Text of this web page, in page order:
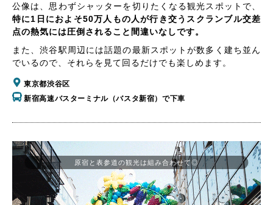
公像は、思わずシャッターを切りたくなる観光スポットで、
特に1日におよそ50万人もの人が行き交うスクランブル交差
点の熱気には圧倒されること間違いなしです。
また、渋谷駅周辺には話題の最新スポットが数多く建ち並ん
でいるので、それらを見て回るだけでも楽しめます。
東京都渋谷区
新宿高速バスターミナル（バスタ新宿）で下車
原宿と表参道の観光は組み合わせて◎